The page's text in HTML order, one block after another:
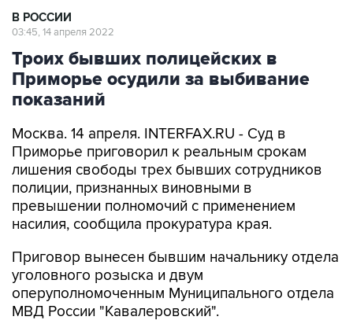
В РОССИИ
03:45, 14 апреля 2022
Троих бывших полицейских в
Приморье осудили за выбивание
показаний
Москва. 14 апреля. INTERFAX.RU - Суд в
Приморье приговорил к реальным срокам
лишения свободы трех бывших сотрудников
полиции, признанных виновными в
превышении полномочий с применением
насилия, сообщила прокуратура края.
Приговор вынесен бывшим начальнику отдела
уголовного розыска и двум
оперуполномоченным Муниципального отдела
МВД России "Кавалеровский".